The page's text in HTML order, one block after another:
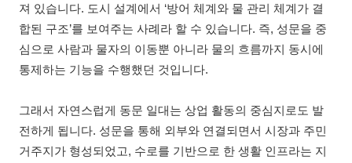
져 있습니다. 도시 설계에서 ‘방어 체계와 물 관리 체계가 결
합된 구조’를 보여주는 사례라 할 수 있습니다. 즉, 성문을 중
심으로 사람과 물자의 이동뿐 아니라 물의 흐름까지 동시에
통제하는 기능을 수행했던 것입니다.
그래서 자연스럽게 동문 일대는 상업 활동의 중심지로도 발
전하게 됩니다. 성문을 통해 외부와 연결되면서 시장과 주민
거주지가 형성되었고, 수로를 기반으로 한 생활 인프라는 지